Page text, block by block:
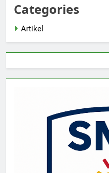
Categories
Artikel